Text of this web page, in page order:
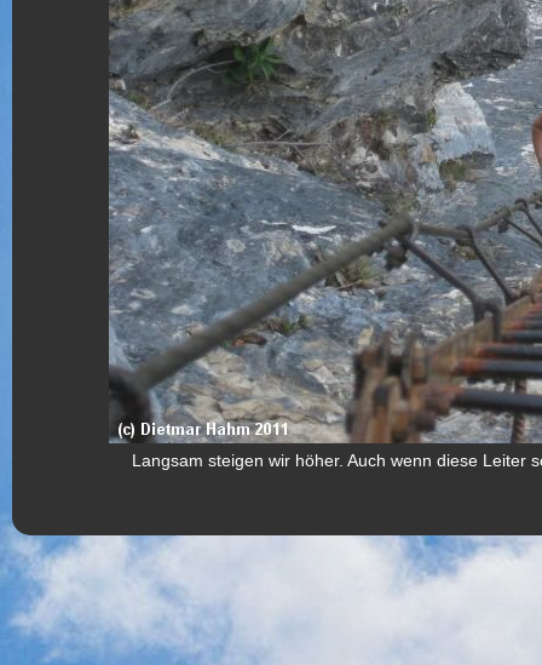
Langsam steigen wir höher. Auch wenn diese Leiter